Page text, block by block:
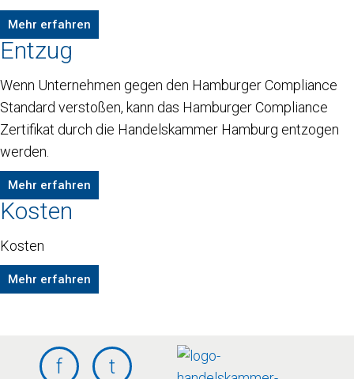
Mehr erfahren
Entzug
Wenn Unternehmen gegen den Hamburger Compliance
Standard verstoßen, kann das Hamburger Compliance
Zertifikat durch die Handelskammer Hamburg entzogen
werden.
Mehr erfahren
Kosten
Kosten
Mehr erfahren